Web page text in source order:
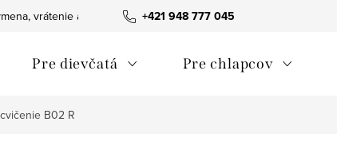
+421 948 777 045
vrátenie a reklamácie tovaru Ako nakupovať
Pre dievčatá Pre chlapcov
B02 R